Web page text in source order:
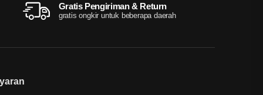
Gratis Pengiriman & Return
gratis ongkir untuk beberapa daerah